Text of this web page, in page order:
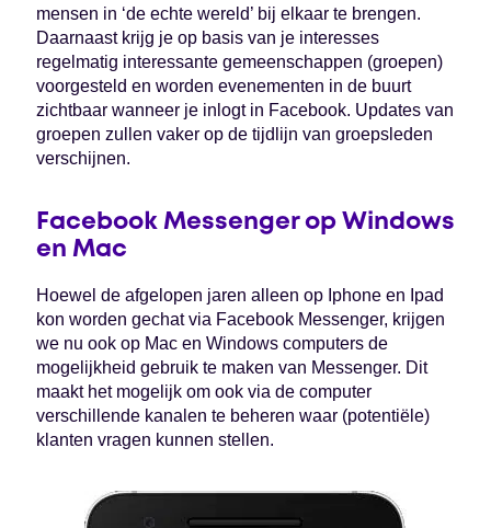
mensen in ‘de echte wereld’ bij elkaar te brengen.
Daarnaast krijg je op basis van je interesses
regelmatig interessante gemeenschappen (groepen)
voorgesteld en worden evenementen in de buurt
zichtbaar wanneer je inlogt in Facebook. Updates van
groepen zullen vaker op de tijdlijn van groepsleden
verschijnen.
Facebook Messenger op Windows
en Mac
Hoewel de afgelopen jaren alleen op Iphone en Ipad
kon worden gechat via Facebook Messenger, krijgen
we nu ook op Mac en Windows computers de
mogelijkheid gebruik te maken van Messenger. Dit
maakt het mogelijk om ook via de computer
verschillende kanalen te beheren waar (potentiële)
klanten vragen kunnen stellen.